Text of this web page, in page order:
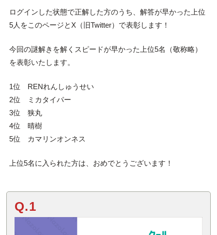
ログインした状態で正解した方のうち、解答が早かった上位
5人をこのページとX（旧Twitter）で表彰します！
今回の謎解きを解くスピードが早かった上位5名（敬称略）
を表彰いたします。
1位 RENれんしゅうせい
2位 ミカタイパー
3位 狭丸
4位 晴樹
5位 カマリンオンネス
上位5名に入られた方は、おめでとうございます！
Q.1